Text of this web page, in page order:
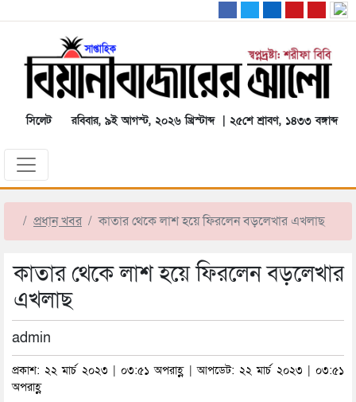
সিলেট রবিবার, ৯ই আগস্ট, ২০২৬ খ্রিস্টাব্দ | ২৫শে শ্রাবণ, ১৪৩৩ বঙ্গাব্দ
প্রধান খবর কাতার থেকে লাশ হয়ে ফিরলেন বড়লেখার এখলাছ
কাতার থেকে লাশ হয়ে ফিরলেন বড়লেখার
এখলাছ
admin
প্রকাশ: ২২ মার্চ ২০২৩ | ০৩:৫১ অপরাহ্ণ | আপডেট: ২২ মার্চ ২০২৩ | ০৩:৫১
অপরাহ্ণ